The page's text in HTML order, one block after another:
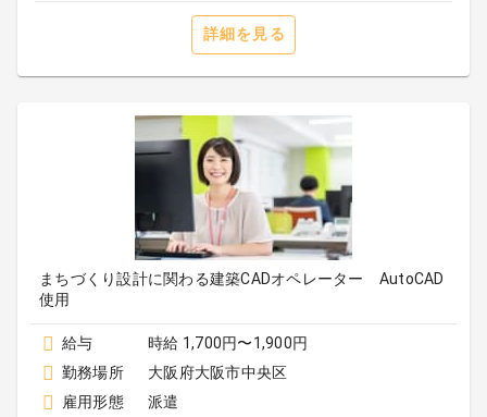
詳細を見る
まちづくり設計に関わる建築CADオペレーター AutoCAD
使用
給与
時給 1,700円〜1,900円
勤務場所
大阪府大阪市中央区
雇用形態
派遣